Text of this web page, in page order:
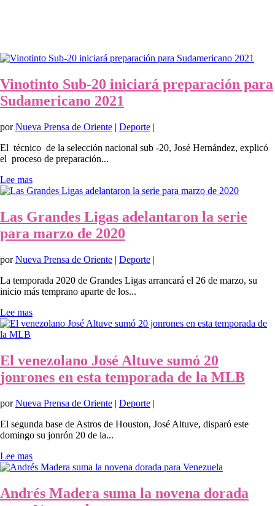
Vinotinto Sub-20 iniciará preparación para
Sudamericano 2021
porNueva Prensa de Oriente | Deporte |
El técnico de la selección nacional sub -20, José Hernández, explicó
el proceso de preparación...
Lee mas
Las Grandes Ligas adelantaron la serie
para marzo de 2020
porNueva Prensa de Oriente | Deporte |
La temporada 2020 de Grandes Ligas arrancará el 26 de marzo, su
inicio más temprano aparte de los...
Lee mas
El venezolano José Altuve sumó 20
jonrones en esta temporada de la MLB
porNueva Prensa de Oriente | Deporte |
El segunda base de Astros de Houston, José Altuve, disparó este
domingo su jonrón 20 de la...
Lee mas
Andrés Madera suma la novena dorada